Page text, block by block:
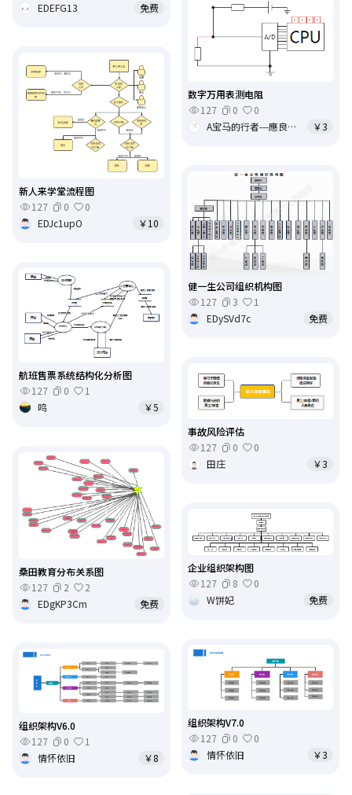
EDEFG13
免费
数字万用表测电阻
127
0
0
A宝马的行者---應良卿
￥3
新人来学堂流程图
127
0
0
EDJc1upO
￥10
健一生公司组织机构图
127
3
1
EDySVd7c
免费
航班售票系统结构化分析图
127
0
1
鸣
￥5
事故风险评估
127
0
0
田庄
￥3
桑田教育分布关系图
127
2
2
EDgKP3Cm
免费
企业组织架构图
127
8
0
W饼妃
免费
组织架构V7.0
127
0
0
情怀依旧
￥3
组织架构V6.0
127
0
1
情怀依旧
￥8